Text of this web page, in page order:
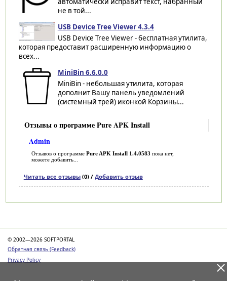
не в той...
USB Device Tree Viewer 4.3.4
USB Device Tree Viewer - бесплатная утилита,
которая предоставит расширенную информацию о
всех...
MiniBin 6.6.0.0
MiniBin - небольшая утилита, которая
дополнит Вашу панель уведомлений
(системный трей) иконкой Корзины...
Отзывы о программе Pure APK Install
Admin
Отзывов о программе Pure APK Install 1.4.0583 пока нет,
можете добавить...
Читать все отзывы(0) / Добавить отзыв
© 2002—2026 SOFTPORTAL
Обратная связь (Feedback)
Privacy Policy